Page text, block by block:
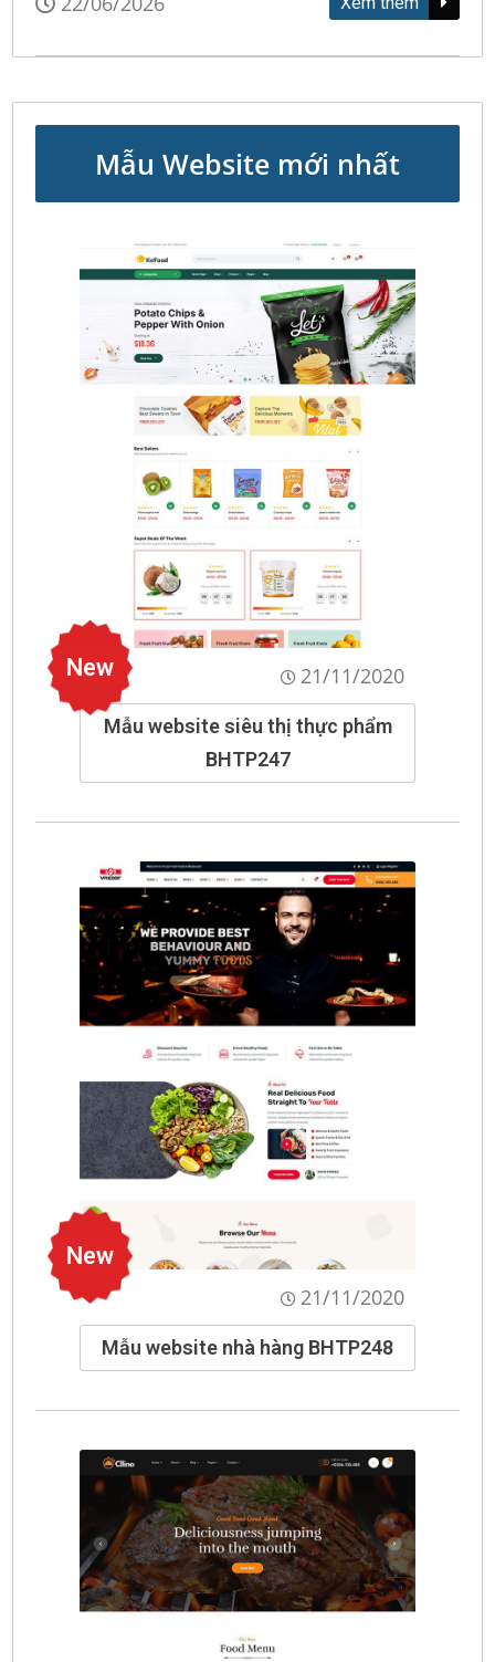
Mẫu Website mới nhất
New 21/11/2020
Mẫu website siêu thị thực phẩm
BHTP247
New
21/11/2020
Mẫu website nhà hàng BHTP248